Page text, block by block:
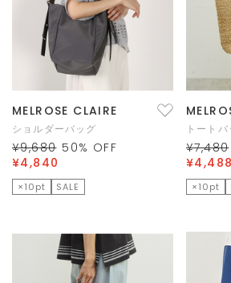
MELROSE CLAIRE
ショルダーバッグ
¥9,680 50% OFF
¥4,840
×10pt SALE
トート
¥7,480
¥4,488
×10pt